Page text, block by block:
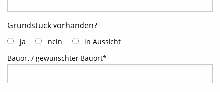
Grundstück vorhanden?
ja nein
in Aussicht
Bauort / gewünschter Bauort*